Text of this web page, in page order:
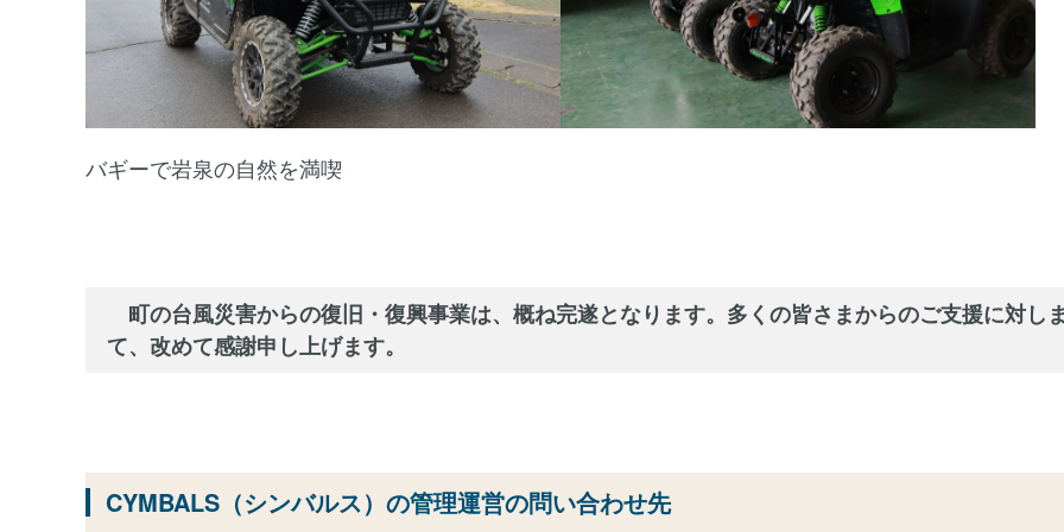
バギーで岩泉の自然を満喫
町の台風災害からの復旧・復興事業は、概ね完遂となります。多くの皆さまからのご支援に対し
て、改めて感謝申し上げます。
CYMBALS（シンバルス）の管理運営の問い合わせ先